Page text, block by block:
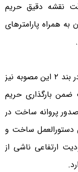
نقشه دقیق حریم
۳۰ کیلومتری آن به همراه پارامتر‌های
دبیر شورای‌عالی معماری و شهرسازی افزود: در بند ۲ این مصوبه نیز
بارگذاری حریم
پروانه ساخت در
ساخت و
ارتفاعی ناشی از